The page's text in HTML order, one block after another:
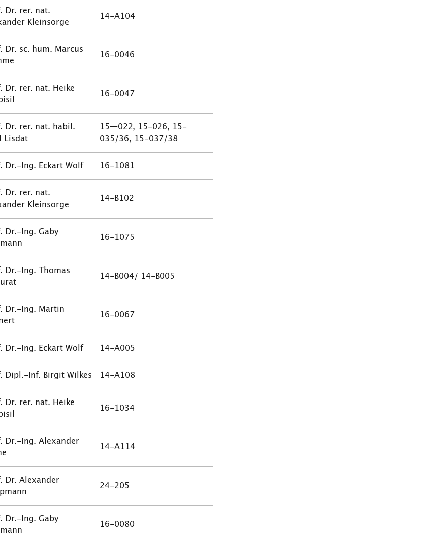
Dr. rer. nat.
Kleinsorge
14-A104
Dr. sc. hum. Marcus
16-0046
Dr. rer. nat. Heike
16-0047
Dr. rer. nat. habil.
Lisdat
15—022, 15-026, 15-
035/36, 15-037/38
Dr.-Ing. Eckart Wolf 16-1081
Dr. rer. nat.
Kleinsorge
14-B102
Dr.-Ing. Gaby
16-1075
Dr.-Ing. Thomas
14-B004/ 14-B005
Dr.-Ing. Martin
16-0067
Dr.-Ing. Eckart Wolf 14-A005
Dipl.-Inf. Birgit Wilkes 14-A108
Dr. rer. nat. Heike
16-1034
Dr.-Ing. Alexander
14-A114
Dr. Alexander
24-205
Dr.-Ing. Gaby
16-0080